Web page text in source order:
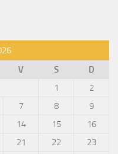
V S D
1
2
7 8
9
14 15
16
21 22
23